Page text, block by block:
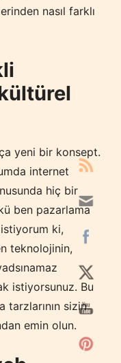
nasıl farklı
yeni bir konsept.
internet
hiç bir
ben pazarlama
istiyorum ki,
teknolojinin,
istiyorsunuz. Bu
tarzlarının sizin
emin olun.